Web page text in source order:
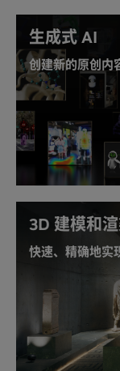
生成式 AI
创建新的原创内
借助生成式 AI
PRO 2000 可加
利用边缘推理重
由 NVIDIA 提供
3D 建模和
快速、精确地实
借助新一代面
性能。利用
无与伦比的精
详细了解